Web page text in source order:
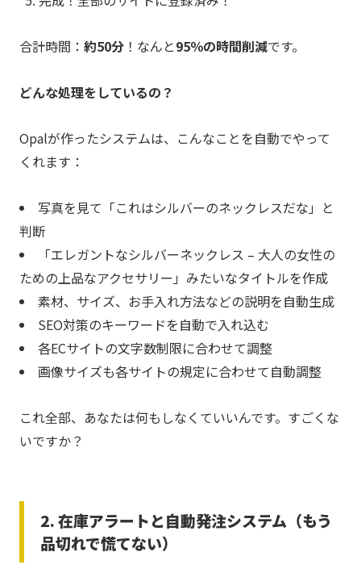
合計時間： 約50分！なんと95％の時間削減です。
どんな処理をしているの？
Opalが作ったシステムは、こんなことを自動でやって
くれます：
写真を見て「これはシルバーのネックレスだな」と
判断
「エレガントなシルバーネックレス – 大人の女性の
ための上品なアクセサリー」みたいなタイトルを作成
素材、サイズ、お手入れ方法などの説明を自動生成
SEO対策のキーワードを自動で入れ込む
各ECサイトの文字数制限に合わせて調整
画像サイズも各サイトの規定に合わせて自動調整
これ全部、あなたは何もしなくていいんです。すごくな
いですか？
2. 在庫アラートと自動発注システム（もう
品切れで慌てない）